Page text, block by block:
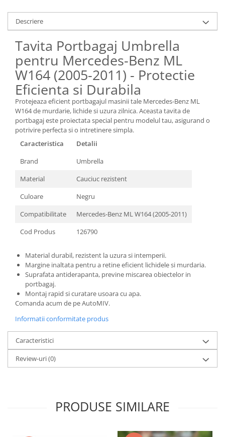
Lubrifianti si Spray-uri de Curatare
Curatare si Detailing Interior
Vopsitorie, Chituri si Adezivi
Curatare si Detailing Exterior
Articole Auto Sezoniere
Produse de Iarna
Cabluri Pornire
Produse de Vara
Blog
Descriere
Tavita Portbagaj Umbrella
pentru Mercedes-Benz ML
W164 (2005-2011) - Protectie
Eficienta si Durabila
Protejeaza eficient portbagajul masinii tale Mercedes-Benz ML
W164 de murdarie, lichide si uzura zilnica. Aceasta tavita de
portbagaj este proiectata special pentru modelul tau, asigurand o
potrivire perfecta si o intretinere simpla.
Caracteristica
Detalii
Brand
Umbrella
Material
Cauciuc rezistent
Culoare
Negru
Compatibilitate
Mercedes-Benz ML W164 (2005-2011)
Cod Produs
126790
Material durabil, rezistent la uzura si intemperii.
Margine inaltata pentru a retine eficient lichidele si murdaria.
Suprafata antiderapanta, previne miscarea obiectelor in
portbagaj.
Montaj rapid si curatare usoara cu apa.
Comanda acum de pe AutoMIV.
Informatii conformitate produs
Caracteristici
Review-uri(0)
PRODUSE SIMILARE